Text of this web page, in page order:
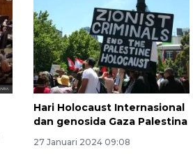
Hari Holocaust Internasional
dan genosida Gaza Palestina
27 Januari 2024 09:08